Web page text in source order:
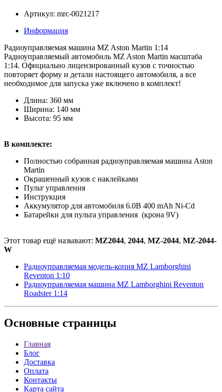
Артикул: mrc-0021217
Информация
Радиоуправляемая машина MZ Aston Martin 1:14
Радиоуправляемый автомобиль MZ Aston Martin масштаба
1:14. Официально лицензированный кузов с точностью
повторяет форму и детали настоящего автомобиля, а все
необходимое для запуска уже включено в комплект!
Длина: 360 мм
Ширина: 140 мм
Высота: 95 мм
В комплекте:
Полностью собранная радиоуправляемая машина Aston
Martin
Окрашенный кузов с наклейками
Пульт управления
Инструкция
Аккумулятор для автомобиля 6.0B 400 mAh Ni-Cd
Батарейки для пульта управления (крона 9V)
Этот товар ещё называют: MZ2044, 2044, MZ-2044, MZ-2044-
W
Радиоуправляемая модель-копия MZ Lamborghini
Reventon 1:10
Радиоуправляемая машина MZ Lamborghini Reventon
Roadster 1:14
Основные страницы
Главная
Блог
Доставка
Оплата
Контакты
Карта сайта